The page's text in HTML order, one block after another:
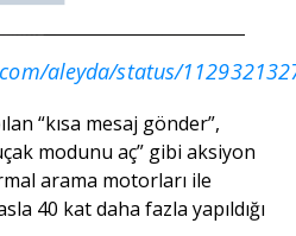
aleyda/status/
“kısa mesaj gönder”,
modunu aç” gibi aksiyon
arama motorları ile
40 kat daha fazla yapıldığı